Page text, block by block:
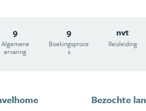
9
Algemene
ervaring
9
Boekingsproce
s
nvt
Reisleiding
Bezochte